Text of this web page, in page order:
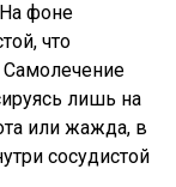
фоне
что
Самолечение
лишь на
или жажда, в
сосудистой